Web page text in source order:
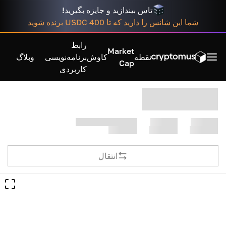
تاس بیندازید و جایزه بگیرید!
شما این شانس را دارید که تا 400 USDC برنده شوید
نقطه
Market
Cap
کاوش
رابط
برنامه‌نویسی
کاربردی
وبلاگ
انتقال